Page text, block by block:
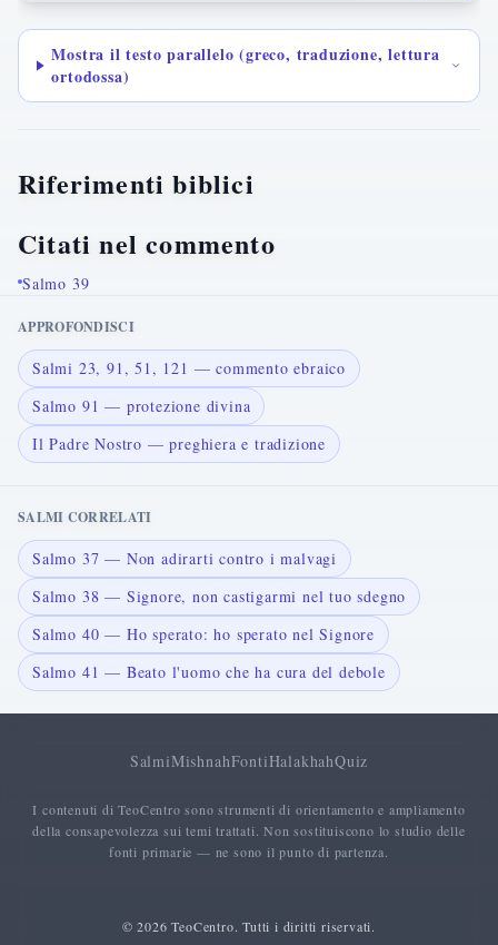
Mostra il testo parallelo (greco, traduzione, lettura
ortodossa)
Riferimenti biblici
Citati nel commento
Salmo 39
APPROFONDISCI
Salmi 23, 91, 51, 121 — commento ebraico
Salmo 91 — protezione divina
Il Padre Nostro — preghiera e tradizione
SALMI CORRELATI
Salmo 37 — Non adirarti contro i malvagi
Salmo 38 — Signore, non castigarmi nel tuo sdegno
Salmo 40 — Ho sperato: ho sperato nel Signore
Salmo 41 — Beato l'uomo che ha cura del debole
SalmiMishnahFontiHalakhahQuiz
I contenuti di TeoCentro sono strumenti di orientamento e ampliamento
della consapevolezza sui temi trattati. Non sostituiscono lo studio delle
fonti primarie — ne sono il punto di partenza.
© 2026 TeoCentro. Tutti i diritti riservati.